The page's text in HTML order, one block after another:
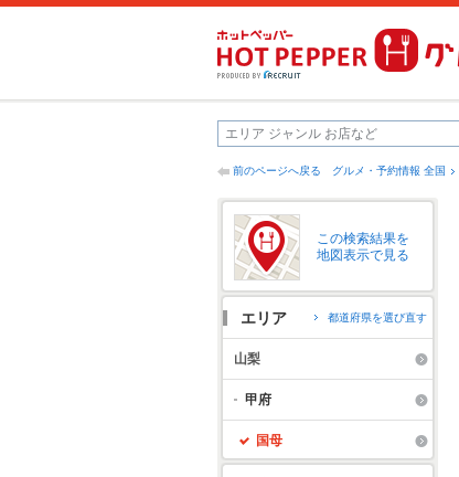
前のページへ戻る グルメ・予約情報 全国
この検索結果を
地図表示で見る
エリア 都道府県を選び直す
山梨
甲府
国母